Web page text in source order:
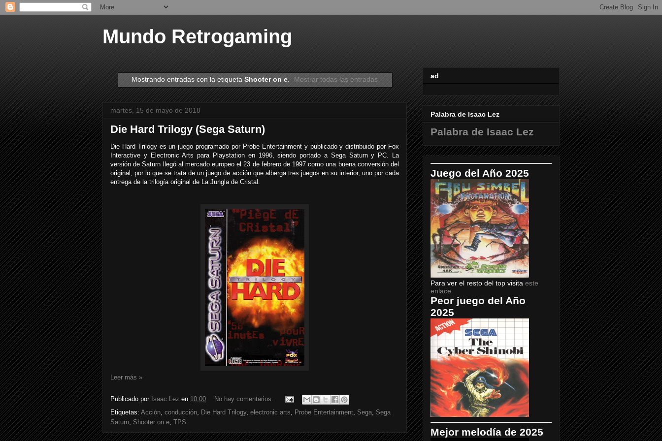
Mundo Retrogaming
Mostrando entradas con la etiqueta Shooter on e. Mostrar todas las entradas
martes, 15 de mayo de 2018
Die Hard Trilogy (Sega Saturn)
Die Hard Trilogy es un juego programado por Probe Entertainment y publicado y distribuido por Fox
Interactive y Electronic Arts para Playstation en 1996, siendo portado a Sega Saturn y PC. La
versión de Saturn llegó al mercado europeo el 23 de febrero de 1997 como una buena conversión del
original, por lo que se trata de un juego de acción que alberga tres juegos en su interior, uno por cada
entrega de la trilogía original de La Jungla de Cristal.
Leer más »
Publicado por Isaac Lez en 10:00
No hay comentarios:
Etiquetas: Acción conducción Die Hard Trilogy, electronic arts Probe Entertainment Sega Sega
Saturn Shooter on e TPS
ad
Palabra de Isaac Lez
Palabra de Isaac Lez
Juego del Año 2025
Para ver el resto del top visita este
enlace
Peor juego del Año
2025
Mejor melodía de 2025